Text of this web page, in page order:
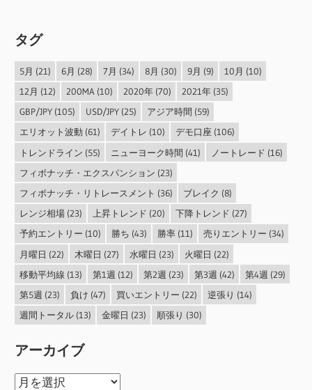
タグ
5月 (21) 6月 (28) 7月 (34) 8月 (30) 9月 (9) 10月 (10)
12月 (12) 200MA (10) 2020年(70) 2021年(35)
GBP/JPY(105) USD/JPY(25) アジア時間 (59)
エリオット波動 (61) デイトレ (10) デモ口座 (106)
トレンドライン (55) ニューヨーク時間 (41) ノートレード (16)
フィボナッチ・エクスパンション (23)
フィボナッチ・リトレースメント (36) ブレイク (8)
レンジ相場(23) 上昇トレンド (20) 下降トレンド (27)
予約エントリー (10) 勝ち (43) 勝率(11) 売りエントリー (34)
月曜日 (22) 木曜日 (27) 水曜日 (23) 火曜日 (22)
移動平均線 (13) 第1週 (12) 第2週 (23) 第3週 (42) 第4週 (29)
第5週 (23) 負け (47) 買いエントリー (22) 逆張り (14)
週間トータル(13) 金曜日 (23) 順張り (30)
アーカイブ
ア